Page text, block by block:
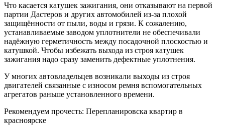
Что касается катушек зажигания, они отказывают на первой
партии Дастеров и других автомобилей из-за плохой
защищённости от пыли, воды и грязи. К сожалению,
устанавливаемые заводом уплотнители не обеспечивали
надёжную герметичность между посадочной плоскостью и
катушкой. Чтобы избежать выхода из строя катушек
зажигания надо сразу заменить дефектные уплотнения.
У многих автовладельцев возникали выходы из строя
двигателей связанные с износом ремня вспомогательных
агрегатов раньше установленного времени.
Рекомендуем прочесть: Перепланировска квартир в
красноярске